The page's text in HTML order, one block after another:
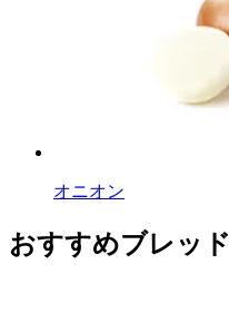
オニオン
おすすめブレッド